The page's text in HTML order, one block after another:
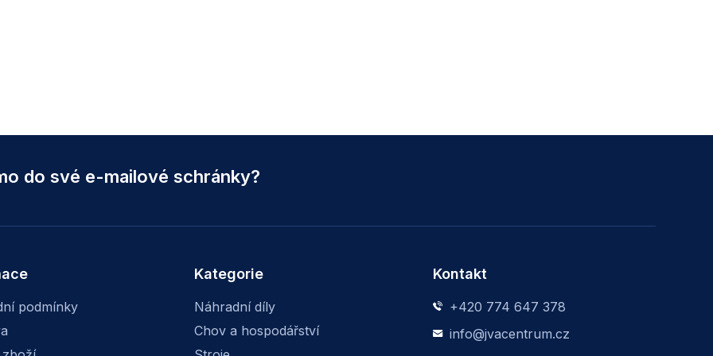
do své e-mailové schránky?
podmínky
Kategorie
Náhradní díly
Chov a hospodářství
Kontakt
+420 774 647 378
info@jvacentrum.cz